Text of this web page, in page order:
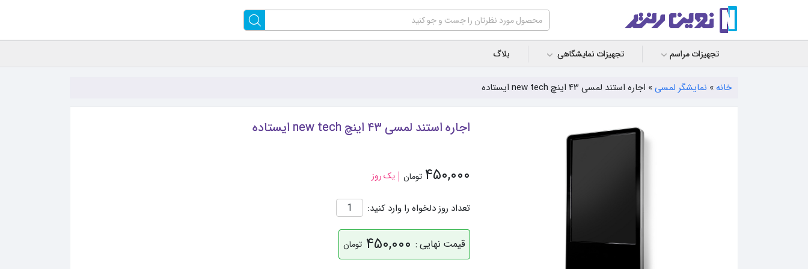
تجهیزات مراسم تجهیزات نمایشگاهی بلاگ
خانه » نمایشگر لمسی» اجاره استند لمسی ۴۳ اینچ new tech ایستاده
اجاره استند لمسی ۴۳ اینچ new tech ایستاده
۴۵۰,۰۰۰ تومان یک روز
تعداد روز دلخواه را وارد کنید:
قیمت نهایی : ۴۵۰,۰۰۰ تومان